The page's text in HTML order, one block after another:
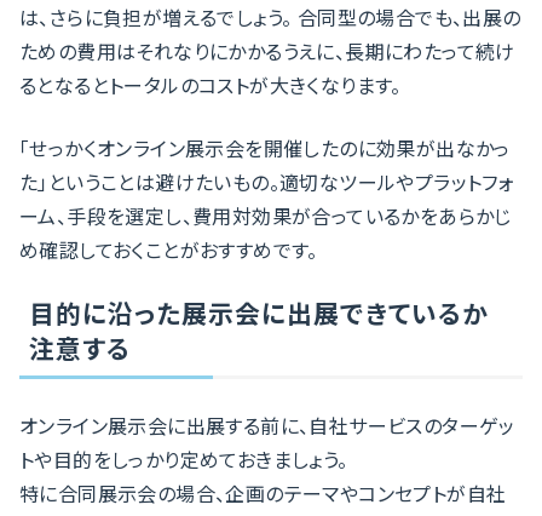
は、さらに負担が増えるでしょう。 合同型の場合でも、出展の
ための費用はそれなりにかかるうえに、長期にわたって続け
るとなるとトータルのコストが大きくなります。
「せっかくオンライン展示会を開催したのに効果が出なかっ
た」ということは避けたいもの。適切なツールやプラットフォ
ーム、手段を選定し、費用対効果が合っているかをあらかじ
め確認しておくことがおすすめです。
目的に沿った展示会に出展できているか
注意する
オンライン展示会に出展する前に、自社サービスのターゲッ
トや目的をしっかり定めておきましょう。
特に合同展示会の場合、企画のテーマやコンセプトが自社